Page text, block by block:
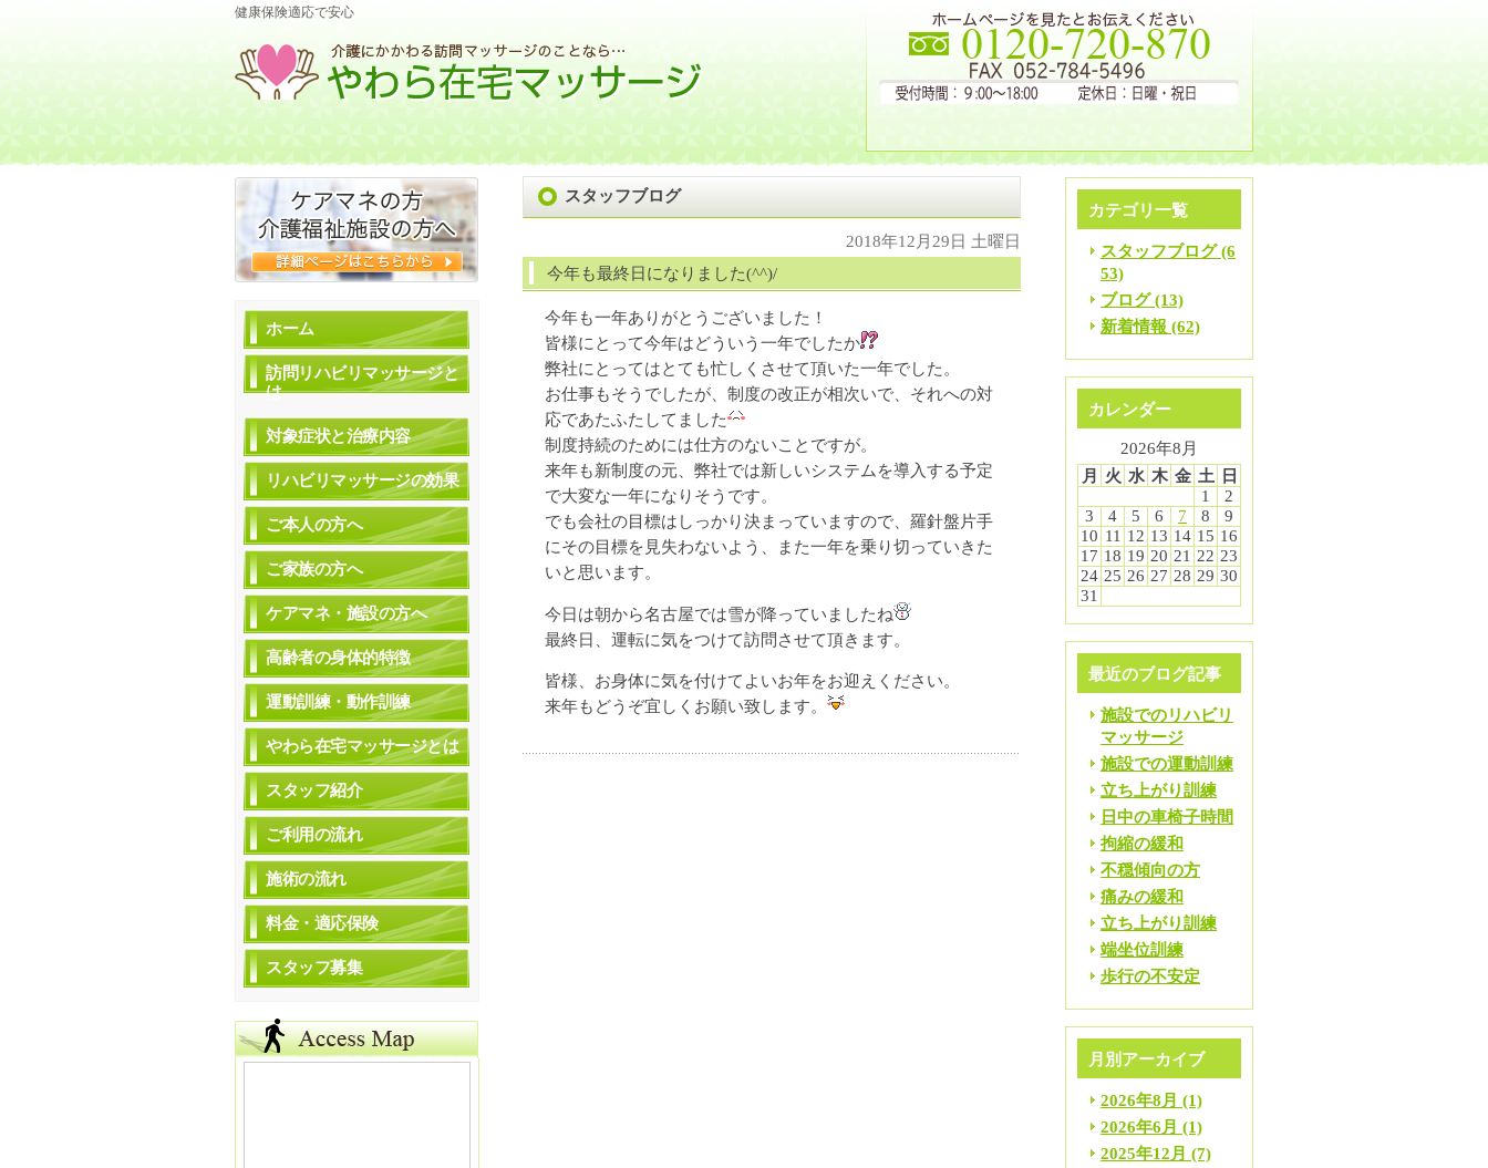
健康保険適応で安心
スタッフブログ
2018年12月29日 土曜日
今年も最終日になりました(^^)/
今年も一年ありがとうございました！
皆様にとって今年はどういう一年でしたか
弊社にとってはとても忙しくさせて頂いた一年でした。
お仕事もそうでしたが、制度の改正が相次いで、それへの対
応であたふたしてました
制度持続のためには仕方のないことですが。
来年も新制度の元、弊社では新しいシステムを導入する予定
で大変な一年になりそうです。
でも会社の目標はしっかり決まっていますので、羅針盤片手
にその目標を見失わないよう、また一年を乗り切っていきた
いと思います。
今日は朝から名古屋では雪が降っていましたね
最終日、運転に気をつけて訪問させて頂きます。
皆様、お身体に気を付けてよいお年をお迎えください。
来年もどうぞ宜しくお願い致します。
カテゴリ一覧
スタッフブログ (6
53)
ブログ (13)
新着情報 (62)
カレンダー
2026年8月
月
火 水 木 金 土
日
1
2
3
4 5 6 7 8
9
10 11 12 13 14 15 16
17 18 19 20 21 22 23
24 25 26 27 28 29 30
31
最近のブログ記事
施設でのリハビリ
マッサージ
施設での運動訓練
立ち上がり訓練
日中の車椅子時間
拘縮の緩和
不穏傾向の方
痛みの緩和
立ち上がり訓練
端坐位訓練
歩行の不安定
月別アーカイブ
2026年8月 (1)
2026年6月 (1)
2025年12月 (7)
ホーム
訪問リハビリマッサージと
は
対象症状と治療内容
リハビリマッサージの効果
ご本人の方へ
ご家族の方へ
ケアマネ・施設の方へ
高齢者の身体的特徴
運動訓練・動作訓練
やわら在宅マッサージとは
スタッフ紹介
ご利用の流れ
施術の流れ
料金・適応保険
スタッフ募集